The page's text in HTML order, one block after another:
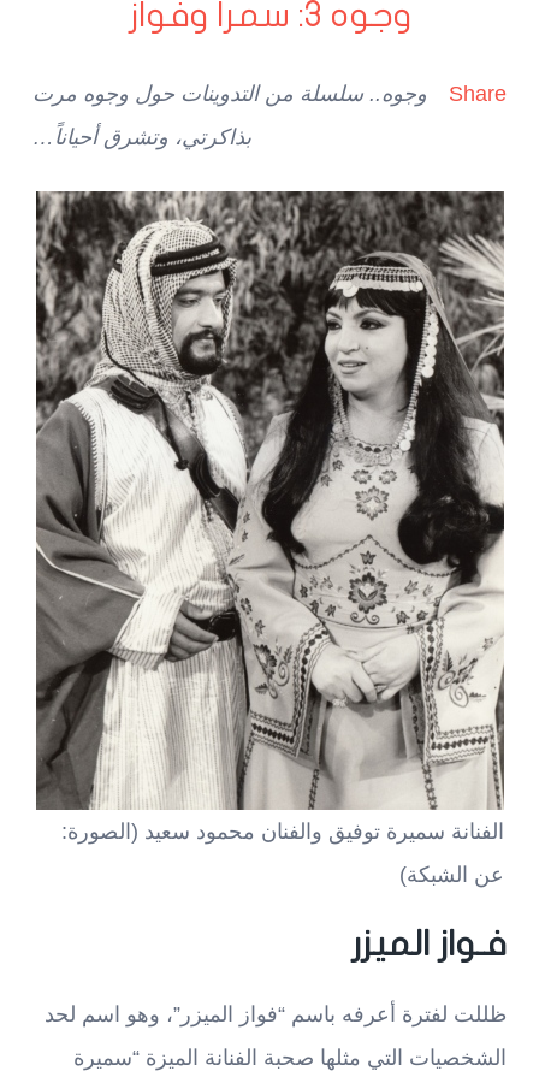
وجوه 3: سمرا وفواز
Share
وجوه.. سلسلة من التدوينات حول وجوه مرت
بذاكرتي، وتشرق أحياناً…
الفنانة سميرة توفيق والفنان محمود سعيد (الصورة:
عن الشبكة)
فـواز الميزر
ظللت لفترة أعرفه باسم “فواز الميزر”، وهو اسم لحد
الشخصيات التي مثلها صحبة الفنانة الميزة “سميرة